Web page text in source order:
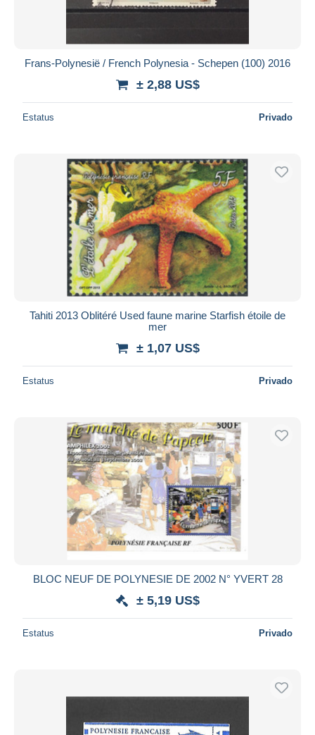
Frans-Polynesië / French Polynesia - Schepen (100) 2016
± 2,88 US$
Estatus Privado
Tahiti 2013 Oblitéré Used faune marine Starfish étoile de
mer
± 1,07 US$
Estatus Privado
BLOC NEUF DE POLYNESIE DE 2002 N° YVERT 28
± 5,19 US$
Estatus Privado